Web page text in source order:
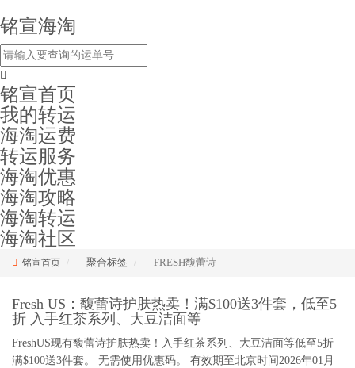
铭宣海淘
铭宣首页
我的转运
海淘运费
转运服务
海淘优惠
海淘攻略
海淘转运
海淘社区
铭宣首页 聚合标签 FRESH馥蕾诗
Fresh US：馥蕾诗护肤热卖！满$100送3件套，低至5
折 入手红茶系列、大豆洁面等
FreshUS现有馥蕾诗护肤热卖！入手红茶系列、大豆洁面等低至5折
满$100送3件套。 无需使用优惠码。 有效期至北京时间2026年01月